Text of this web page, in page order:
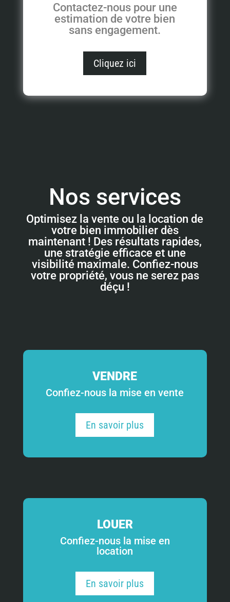
Contactez-nous pour une
estimation de votre bien
sans engagement.
Cliquez ici
Nos services
Optimisez la vente ou la location de
votre bien immobilier dès
maintenant ! Des résultats rapides,
une stratégie efficace et une
visibilité maximale. Confiez-nous
votre propriété, vous ne serez pas
déçu !
VENDRE
Confiez-nous la mise en vente
En savoir plus
LOUER
Confiez-nous la mise en
location
En savoir plus